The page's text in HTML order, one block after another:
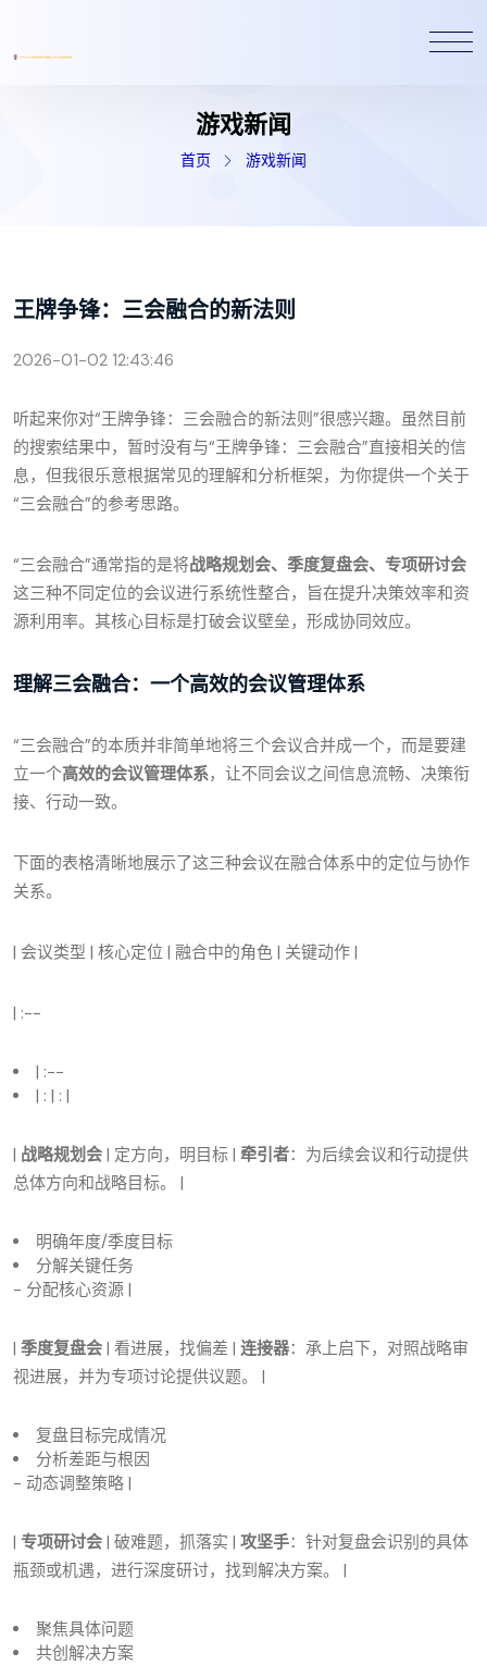
游戏新闻
首页 游戏新闻
王牌争锋：三会融合的新法则
2026-01-02 12:43:46
听起来你对“王牌争锋：三会融合的新法则”很感兴趣。虽然目前
的搜索结果中，暂时没有与“王牌争锋：三会融合”直接相关的信
息，但我很乐意根据常见的理解和分析框架，为你提供一个关于
“三会融合”的参考思路。
“三会融合”通常指的是将战略规划会、季度复盘会、专项研讨会
这三种不同定位的会议进行系统性整合，旨在提升决策效率和资
源利用率。其核心目标是打破会议壁垒，形成协同效应。
理解三会融合：一个高效的会议管理体系
“三会融合”的本质并非简单地将三个会议合并成一个，而是要建
立一个高效的会议管理体系，让不同会议之间信息流畅、决策衔
接、行动一致。
下面的表格清晰地展示了这三种会议在融合体系中的定位与协作
关系。
| 会议类型 | 核心定位 | 融合中的角色 | 关键动作 |
| :--
| :--
| : | : |
| 战略规划会 | 定方向，明目标 | 牵引者：为后续会议和行动提供
总体方向和战略目标。 |
明确年度/季度目标
分解关键任务
- 分配核心资源 |
| 季度复盘会 | 看进展，找偏差 | 连接器：承上启下，对照战略审
视进展，并为专项讨论提供议题。 |
复盘目标完成情况
分析差距与根因
- 动态调整策略 |
| 专项研讨会 | 破难题，抓落实 | 攻坚手：针对复盘会识别的具体
瓶颈或机遇，进行深度研讨，找到解决方案。 |
聚焦具体问题
共创解决方案